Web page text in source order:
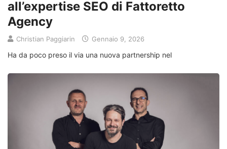
all’expertise SEO di Fattoretto
Agency
Christian Paggiarin Gennaio 9, 2026
Ha da poco preso il via una nuova partnership nel